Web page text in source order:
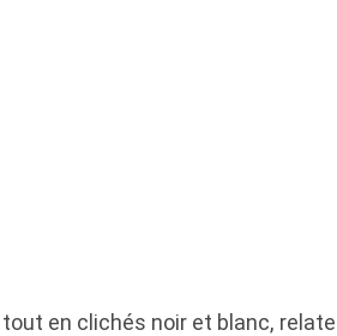
en clichés noir et blanc,